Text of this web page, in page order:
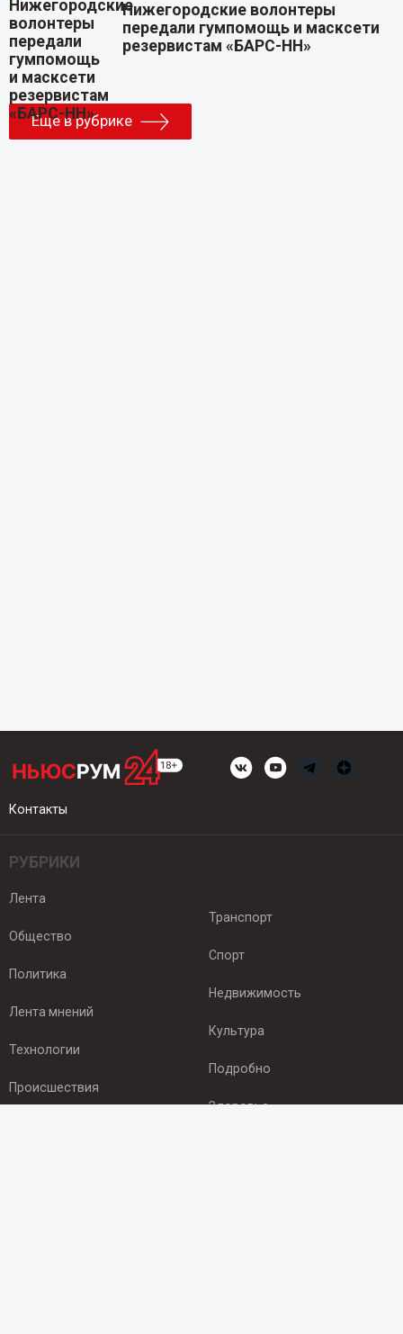
Нижегородские волонтеры
передали гумпомощь и масксети
резервистам «БАРС-НН»
Еще в рубрике
Контакты
РУБРИКИ
Лента
Общество
Политика
Лента мнений
Технологии
Происшествия
Транспорт
Спорт
Недвижимость
Культура
Подробно
Здоровье